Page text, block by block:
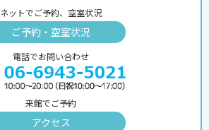
ネットでご予約、空室状況
ご予約・空室状況
電話でお問い合わせ
来館でご予約
アクセス